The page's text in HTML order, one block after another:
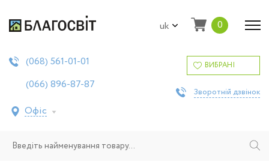
uk 0
(068) 561-01-01
(066) 896-87-87
Офіс
ВИБРАНІ
Зворотній дзвінок